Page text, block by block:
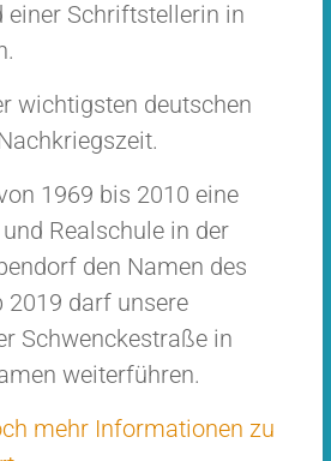
einer Schriftstellerin in
wichtigsten deutschen
1969 bis 2010 eine
Realschule in der
den Namen des
2019 darf unsere
Schwenckestraße in
weiterführen.
mehr Informationen zu